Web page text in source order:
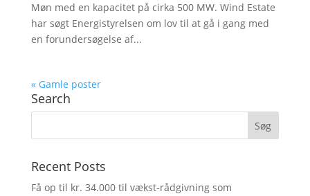
Møn med en kapacitet på cirka 500 MW. Wind Estate
har søgt Energistyrelsen om lov til at gå i gang med
en forundersøgelse af...
« Gamle poster
Search
Recent Posts
Få op til kr. 34.000 til vækst-rådgivning som